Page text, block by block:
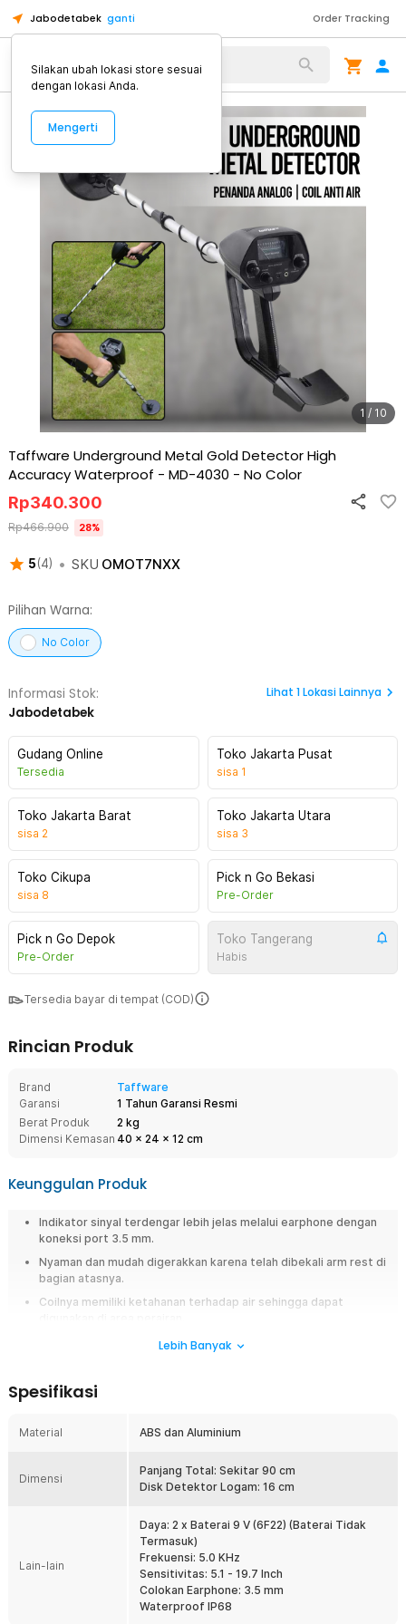
Jabodetabek ganti Order Tracking
Alat Kopi
1 / 10
Taffware Underground Metal Gold Detector High
Accuracy Waterproof - MD-4030 - No Color
5(4) • SKU OMOT7NXX
Rp340.300
Rp466.900 28%
Pilihan Warna:
No Color
Informasi Stok:
Jabodetabek
Lihat 1Lokasi Lainnya
Gudang Online
Tersedia
Toko Jakarta Pusat
sisa 1
Toko Jakarta Barat
sisa 2
Toko Jakarta Utara
sisa 3
Toko Cikupa
sisa 8
Pick n Go Bekasi
Pre-Order
Pick n Go Depok
Pre-Order
Toko Tangerang
Habis
Tersedia bayar di tempat (COD)
Rincian Produk
Brand
Taffware
Garansi
1 Tahun Garansi Resmi
Berat Produk
2 kg
Dimensi Kemasan 40 x 24 x 12 cm
Keunggulan Produk
Indikator sinyal terdengar lebih jelas melalui earphone dengan
koneksi port 3.5 mm.
Nyaman dan mudah digerakkan karena telah dibekali arm rest di
bagian atasnya.
Coilnya memiliki ketahanan terhadap air sehingga dapat
atau harta karun telah menjadi hobi yang semakin populer belakangan
tidak memiliki alat yang tepat. Itulah mengapa Taffware hadir dengan
dirancang dengan teknologi terkini dan fitur yang menarik untuk
memastikan Anda mendapatkan pengalaman pencarian yang
Dapat Terhubung ke Earphone
Anda dapat menghubungkan metal detector ini ke headphone atau
earphone melalui jack 3.5 mm. Dengan begitu, Anda dapat
Lebih Banyak
Spesifikasi
Material ABS dan Aluminium
Dimensi
Panjang Total: Sekitar 90 cm
Disk Detektor Logam: 16 cm
Lain-lain
Daya: 2 x Baterai 9 V (6F22) (Baterai Tidak
Termasuk)
Frekuensi: 5.0 KHz
Sensitivitas: 5.1 - 19.7 Inch
Colokan Earphone: 3.5 mm
Waterproof IP68
Silakan ubah lokasi store sesuai
dengan lokasi Anda.
Mengerti